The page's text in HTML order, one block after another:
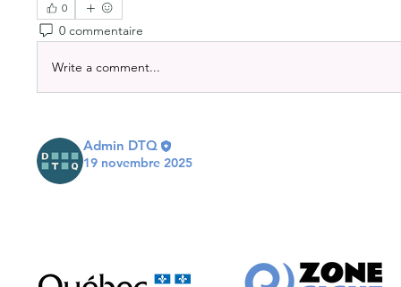
0
0 commentaire
Write a comment...
Admin DTQ
19 novembre 2025
Tempo SlowMo - BPM Slow Downer